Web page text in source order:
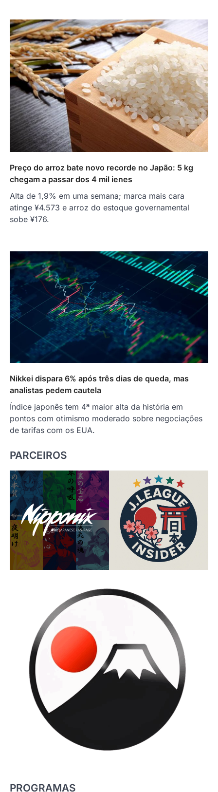
Preço do arroz bate novo recorde no Japão: 5 kg
chegam a passar dos 4 mil ienes
Alta de 1,9% em uma semana; marca mais cara
atinge ¥4.573 e arroz do estoque governamental
sobe ¥176.
Nikkei dispara 6% após três dias de queda, mas
analistas pedem cautela
Índice japonês tem 4ª maior alta da história em
pontos com otimismo moderado sobre negociações
de tarifas com os EUA.
PARCEIROS
PROGRAMAS